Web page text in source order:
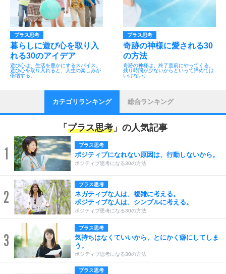
プラス思考
暮らしに遊び心を取り入
れる30のアイデア
遊び心は、生活を豊かにするスパイス。
遊び心を取り入れると、人生の楽しみが
倍増する。
プラス思考
奇跡の神様に愛される30
の方法
奇跡の神様は、終了直前にやってくる。
残り時間が少ないからといって諦めては
いけない。
カテゴリランキング 総合ランキング
「 プラス思考 」の人気記事
1 プラス思考
ポジティブになれない原因は、行動しないから。
ポジティブ思考になる30の方法
2
プラス思考
ネガティブな人は、複雑に考える。
ポジティブな人は、シンプルに考える。
ポジティブ思考になる30の方法
3
プラス思考
気持ちはなくていいから、とにかく癖にしてしま
う。
ポジティブ思考になる30の方法
プラス思考